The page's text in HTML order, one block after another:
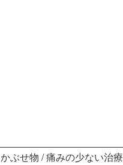
かぶせ物 痛みの少ない治療